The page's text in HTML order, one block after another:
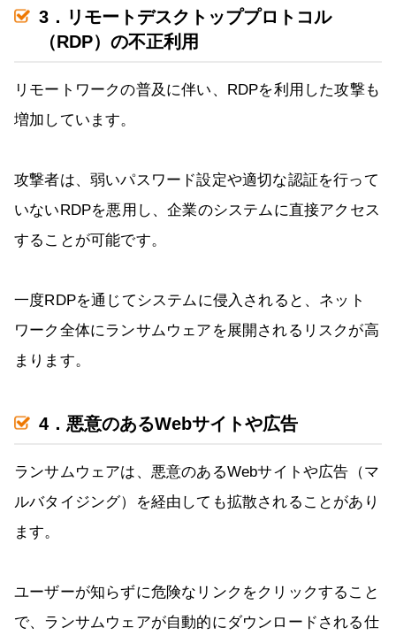
3．リモートデスクトッププロトコル
（RDP）の不正利用
リモートワークの普及に伴い、RDPを利用した攻撃も
増加しています。
攻撃者は、弱いパスワード設定や適切な認証を行って
いないRDPを悪用し、企業のシステムに直接アクセス
することが可能です。
一度RDPを通じてシステムに侵入されると、ネット
ワーク全体にランサムウェアを展開されるリスクが高
まります。
4．悪意のあるWebサイトや広告
ランサムウェアは、悪意のあるWebサイトや広告（マ
ルバタイジング）を経由しても拡散されることがあり
ます。
ユーザーが知らずに危険なリンクをクリックすること
で、ランサムウェアが自動的にダウンロードされる仕